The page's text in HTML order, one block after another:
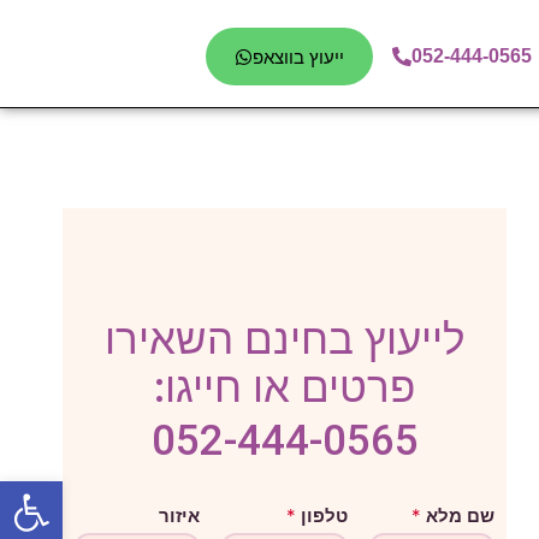
052-444-0565 ייעוץ בווצאפ
לייעוץ בחינם השאירו
פרטים או חייגו:
052-444-0565
מ
ל
שם מלא * טלפון * איזור
פתח